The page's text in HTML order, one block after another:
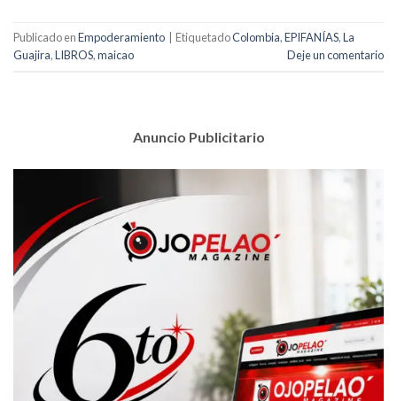
Publicado enEmpoderamiento EtiquetadoColombia,EPIFANÍAS,La
Guajira,LIBROS,maicao Deje un comentario
Anuncio Publicitario